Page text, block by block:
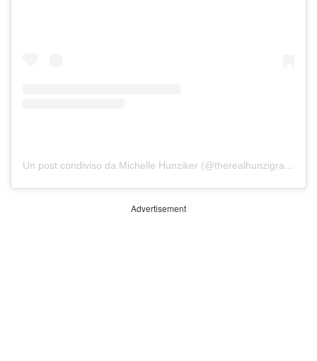
Un post condiviso da Michelle Hunziker (@therealhunzigram)
Advertisement